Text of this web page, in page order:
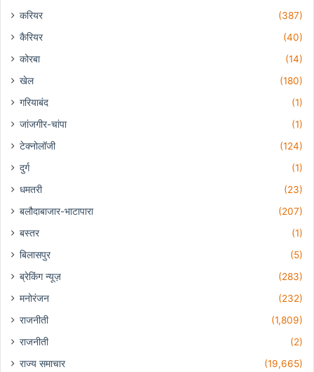
करियर
(387)
कैरियर
(40)
कोरबा
(14)
खेल
(180)
गरियाबंद
(1)
जांजगीर-चांपा
(1)
टेक्नोलॉजी
(124)
दुर्ग
(1)
धमतरी
(23)
बलौदाबाजार-भाटापारा
(207)
बस्तर
(1)
बिलासपुर
(5)
ब्रेकिंग न्यूज़
(283)
मनोरंजन
(232)
राजनीती
(1,809)
राजनीती
(2)
राज्य समाचार
(19,665)